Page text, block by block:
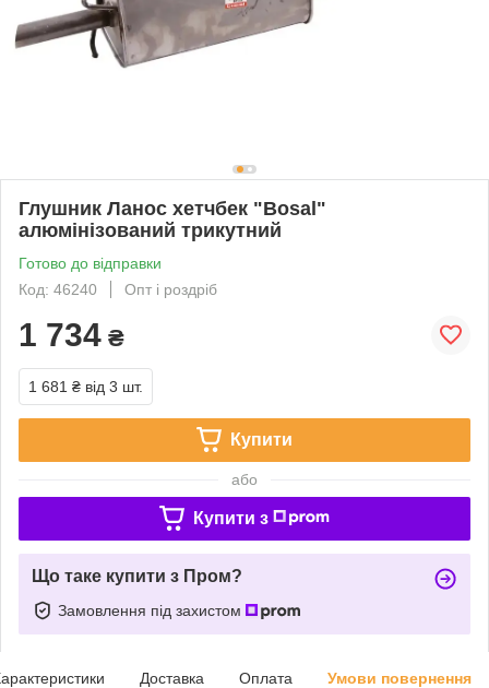
Глушник Ланос хетчбек "Bosal"
алюмінізований трикутний
Готово до відправки
Код: 46240
Опт і роздріб
1 734 ₴
1 681 ₴ від 3 шт.
Купити
або
Купити з
Що таке купити з Пром?
Замовлення під захистом
Доставка Оплата Умови повернення